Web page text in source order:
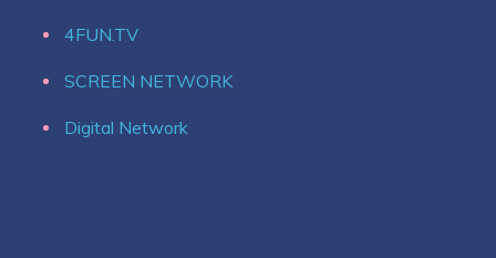
4FUN.TV
SCREEN NETWORK
Digital Network